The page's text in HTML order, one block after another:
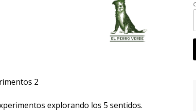
2
explorando los 5 sentidos.